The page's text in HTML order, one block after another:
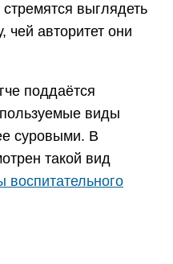
выглядеть
чей авторитет они
поддаётся
виды
суровыми. В
такой вид
воспитательного